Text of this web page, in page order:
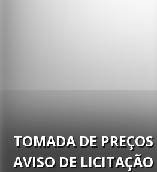
TOMADA DE
AVISO DE LICITAÇÃO